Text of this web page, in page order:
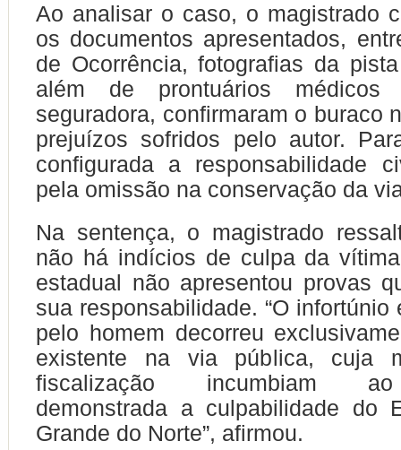
Ao analisar o caso, o magistrado
os documentos apresentados,
de Ocorrência, fotografias da
além de prontuários
seguradora, confirmaram o buraco
prejuízos sofridos pelo autor.
configurada a responsabilidade
pela omissão na conservação da
Na sentença, o magistrado
não há indícios de culpa da
estadual não apresentou provas
sua responsabilidade. “O infortúnio
pelo homem decorreu
existente na via pública, cuja
fiscalização incumbiam
demonstrada a culpabilidade do
Grande do Norte”, afirmou.